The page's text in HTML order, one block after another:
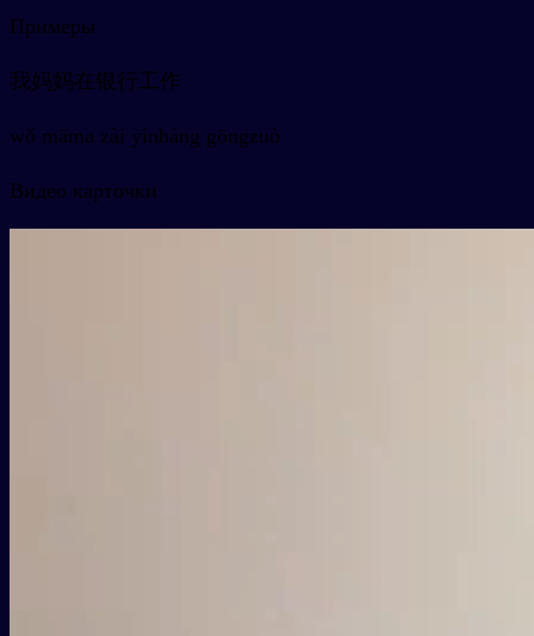
Примеры
我妈妈在银行工作
wǒ māma zài yínháng gōngzuò
Видео карточки